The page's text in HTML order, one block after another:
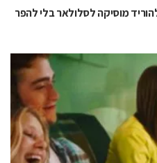
מוסיקה לסלולאר בלי להפר